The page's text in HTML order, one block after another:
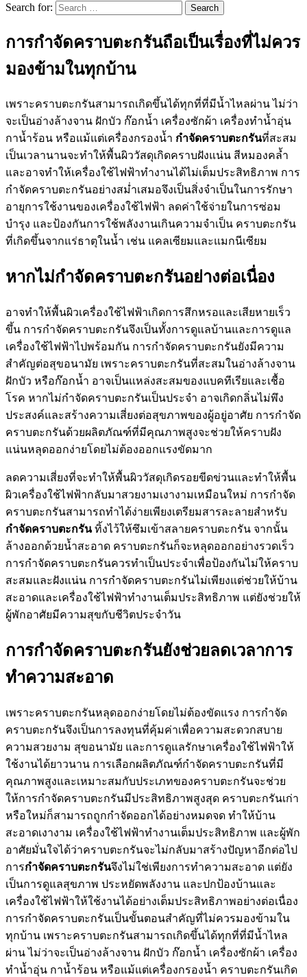
Search for:
การกำจัดคราบตะกรันถือเป็นเรื่องที่ไม่ควร
มองข้ามในทุกบ้าน
เพราะคราบตะกรันสามารถเกิดขึ้นได้ทุกที่ที่มีน้ำไหลผ่าน ไม่ว่า
จะเป็นอ่างล้างจาน ฝักบัว ก๊อกน้ำ เครื่องซักผ้า เครื่องทำน้ำอุ่น
กาน้ำร้อน หรือแม้แต่เครื่องกรองน้ำ กำจัดคราบตะกรันที่สะสม
เป็นเวลานานจะทำให้พื้นผิววัสดุเกิดคราบฝังแน่น สีหมองคล้ำ
และอาจทำให้เครื่องใช้ไฟฟ้าทำงานได้ไม่เต็มประสิทธิภาพ การ
กำจัดคราบตะกรันอย่างสม่ำเสมอจึงเป็นสิ่งจำเป็นในการรักษา
อายุการใช้งานของเครื่องใช้ไฟฟ้า ลดค่าใช้จ่ายในการซ่อม
บำรุง และป้องกันการใช้พลังงานเกินความจำเป็น คราบตะกรัน
ที่เกิดขึ้นจากแร่ธาตุในน้ำ เช่น แคลเซียมและแมกนีเซียม
หากไม่กำจัดคราบตะกรันอย่างต่อเนื่อง
อาจทำให้พื้นผิวเครื่องใช้ไฟฟ้าเกิดการสึกหรอและเสียหายเร็ว
ขึ้น การกำจัดคราบตะกรันจึงเป็นทั้งการดูแลบ้านและการดูแล
เครื่องใช้ไฟฟ้าไปพร้อมกัน การกำจัดคราบตะกรันยังมีความ
สำคัญต่อสุขอนามัย เพราะคราบตะกรันที่สะสมในอ่างล้างจาน
ฝักบัว หรือก๊อกน้ำ อาจเป็นแหล่งสะสมของแบคทีเรียและเชื้อ
โรค หากไม่กำจัดคราบตะกรันเป็นประจำ อาจเกิดกลิ่นไม่พึง
ประสงค์และสร้างความเสี่ยงต่อสุขภาพของผู้อยู่อาศัย การกำจัด
คราบตะกรันด้วยผลิตภัณฑ์ที่มีคุณภาพสูงจะช่วยให้คราบฝัง
แน่นหลุดออกง่ายโดยไม่ต้องออกแรงขัดมาก
ลดความเสี่ยงที่จะทำให้พื้นผิววัสดุเกิดรอยขีดข่วนและทำให้พื้น
ผิวเครื่องใช้ไฟฟ้ากลับมาสวยงามเงางามเหมือนใหม่ การกำจัด
คราบตะกรันสามารถทำได้ง่ายเพียงเตรียมสารละลายสำหรับ
กำจัดคราบตะกรันทิ้งไว้ให้ซึมเข้าสลายคราบตะกรัน จากนั้น
ล้างออกด้วยน้ำสะอาด คราบตะกรันก็จะหลุดออกอย่างรวดเร็ว
การกำจัดคราบตะกรันควรทำเป็นประจำเพื่อป้องกันไม่ให้คราบ
สะสมและฝังแน่น การกำจัดคราบตะกรันไม่เพียงแต่ช่วยให้บ้าน
สะอาดและเครื่องใช้ไฟฟ้าทำงานเต็มประสิทธิภาพ แต่ยังช่วยให้
ผู้พักอาศัยมีความสุขกับชีวิตประจำวัน
การกำจัดคราบตะกรันยังช่วยลดเวลาการ
ทำความสะอาด
เพราะคราบตะกรันหลุดออกง่ายโดยไม่ต้องขัดแรง การกำจัด
คราบตะกรันจึงเป็นการลงทุนที่คุ้มค่าเพื่อความสะดวกสบาย
ความสวยงาม สุขอนามัย และการดูแลรักษาเครื่องใช้ไฟฟ้าให้
ใช้งานได้ยาวนาน การเลือกผลิตภัณฑ์กำจัดคราบตะกรันที่มี
คุณภาพสูงและเหมาะสมกับประเภทของคราบตะกรันจะช่วย
ให้การกำจัดคราบตะกรันมีประสิทธิภาพสูงสุด คราบตะกรันเก่า
หรือใหม่ก็สามารถถูกกำจัดออกได้อย่างหมดจด ทำให้บ้าน
สะอาดเงางาม เครื่องใช้ไฟฟ้าทำงานเต็มประสิทธิภาพ และผู้พัก
อาศัยมั่นใจได้ว่าคราบตะกรันจะไม่กลับมาสร้างปัญหาอีกต่อไป
การกำจัดคราบตะกรันจึงไม่ใช่เพียงการทำความสะอาด แต่ยัง
เป็นการดูแลสุขภาพ ประหยัดพลังงาน และปกป้องบ้านและ
เครื่องใช้ไฟฟ้าให้ใช้งานได้อย่างเต็มประสิทธิภาพอย่างต่อเนื่อง
การกำจัดคราบตะกรันเป็นขั้นตอนสำคัญที่ไม่ควรมองข้ามใน
ทุกบ้าน เพราะคราบตะกรันสามารถเกิดขึ้นได้ทุกที่ที่มีน้ำไหล
ผ่าน ไม่ว่าจะเป็นอ่างล้างจาน ฝักบัว ก๊อกน้ำ เครื่องซักผ้า เครื่อง
ทำน้ำอุ่น กาน้ำร้อน หรือแม้แต่เครื่องกรองน้ำ คราบตะกรันเกิด